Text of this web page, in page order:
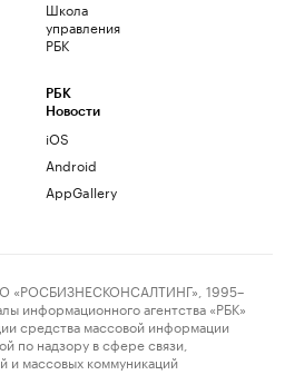
Школа
управления
РБК
РБК
Новости
iOS
Android
AppGallery
1995–
информационного агентства «РБК»
средства массовой информации
по надзору в сфере связи,
и массовых коммуникаций